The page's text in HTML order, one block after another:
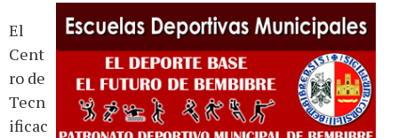
El
Cent
ro de
Tecn
ificac